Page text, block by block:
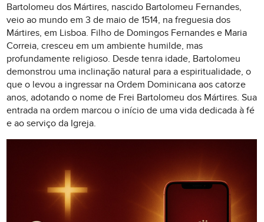
Bartolomeu dos Mártires, nascido Bartolomeu Fernandes,
veio ao mundo em 3 de maio de 1514, na freguesia dos
Mártires, em Lisboa. Filho de Domingos Fernandes e Maria
Correia, cresceu em um ambiente humilde, mas
profundamente religioso. Desde tenra idade, Bartolomeu
demonstrou uma inclinação natural para a espiritualidade, o
que o levou a ingressar na Ordem Dominicana aos catorze
anos, adotando o nome de Frei Bartolomeu dos Mártires. Sua
entrada na ordem marcou o início de uma vida dedicada à fé
e ao serviço da Igreja.